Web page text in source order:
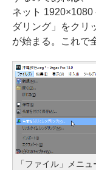
ネット
ダリング」をクリ
が始まる。これで
「ファイル」メニュ